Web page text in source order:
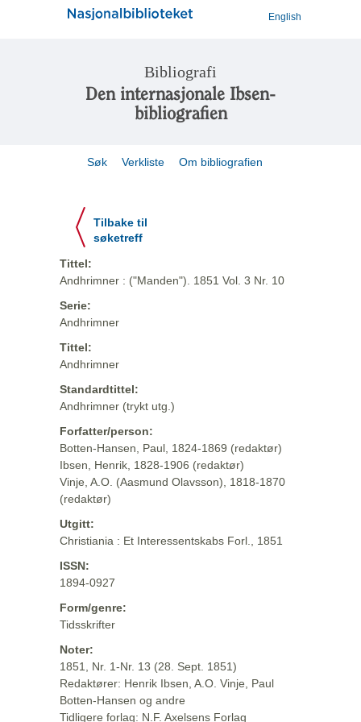
English
Bibliografi
Den internasjonale Ibsen-
bibliografien
Søk Verkliste Om bibliografien
Tilbake til
søketreff
Tittel:
Andhrimner : ("Manden"). 1851 Vol. 3 Nr. 10
Serie:
Andhrimner
Tittel:
Andhrimner
Standardtittel:
Andhrimner (trykt utg.)
Forfatter/person:
Botten-Hansen, Paul, 1824-1869 (redaktør)
Ibsen, Henrik, 1828-1906 (redaktør)
Vinje, A.O. (Aasmund Olavsson), 1818-1870
(redaktør)
Utgitt:
Christiania : Et Interessentskabs Forl., 1851
ISSN:
1894-0927
Form/genre:
Tidsskrifter
Noter:
1851, Nr. 1-Nr. 13 (28. Sept. 1851)
Redaktører: Henrik Ibsen, A.O. Vinje, Paul
Botten-Hansen og andre
Tidligere forlag: N.F. Axelsens Forlag